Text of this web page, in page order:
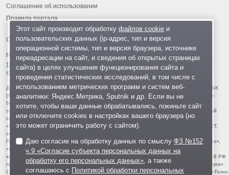
Соглашение об использовании
Правила портала
На информационном ресурсе применяются рекомендательные
технологии
© 2013-2026 «ОИНФО»,
сделано в Одинцово
Для читателей: В России признаны экстремистскими и запрещены организации ФБК
(Фонд борьбы с коррупцией, признан иноагентом), Штабы Навального, «Национал-
большевистская партия», «Свидетели Иеговы», «Армия воли народа», «Русский
общенациональный союз», «Движение против нелегальной иммиграции», «Правый
сектор», УНА-УНСО, УПА, «Тризуб им. Степана Бандеры», «Мизантропик дивижн»,
«Меджлис крымскотатарского народа», движение «Артподготовка», движение ЛГБТ,
общероссийская политическая партия «Воля», АУЕ, батальоны «Азов» и «Айдар».
Признаны террористическими и запрещены: «Движение Талибан», «Имарат Кавказ»,
«Исламское государство» (ИГ, ИГИЛ), Джебхад-ан-Нусра, «АУМ Синрике», «Братья-
мусульмане», «Аль-Каида в странах исламского Магриба», «Сеть», «Колумбайн». В РФ
признана нежелательной деятельность «Открытой России», издания «Проект Медиа».
СМИ-иноагентами признаны: телеканал «Дождь», «Медуза», «Важные истории», «Голос
Этот сайт производит обработку файлов cookieи
пользовательских данных (ip-адрес, тип и версия
операционной системы, тип и версия браузера, источнике
переадресации на сайт, и сведения об открытых страницах
сайта) в целях улучшения функционирования сайта и
проведения статистических исследований, в том числе с
использованием метрических программ и систем веб-
аналитики: Яндекс.Метрика, Sputnik и др. Если вы не
хотите, чтобы ваши данные обрабатывались, покиньте сайт
или отключите cookies в настройках вашего браузера (но
это может ограничить работу с сайтом).
Даю согласие на обработку данных по смыслуФЗ №152
ч.9 «Согласие субъекта персональных данных на
обработку его персональных данных» , а также
соглашаюсь с Политикой обработки персональных